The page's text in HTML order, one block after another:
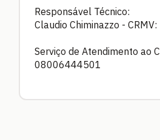
Responsável Técnico:
Claudio Chiminazzo -
Serviço de Atendimento ao
08006444501